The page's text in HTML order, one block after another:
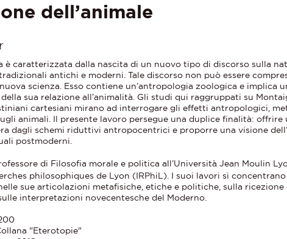
dell’animale
è caratterizzata dalla nascita di un nuovo tipo di discorso sulla
antichi e moderni. Tale discorso non può essere
scienza. Esso contiene un’antropologia zoologica e implica
sua relazione all’animalità. Gli studi qui raggruppati su
cartesiani mirano ad interrogare gli effetti antropologici,
animali. Il presente lavoro persegue una duplice finalità: offrire
dagli schemi riduttivi antropocentrici e proporre una visione
postmoderni.
di Filosofia morale e politica all’Università Jean Moulin
philosophiques de Lyon (IRPhiL). I suoi lavori si
sue articolazioni metafisiche, etiche e politiche, sulla
interpretazioni novecentesche del Moderno.
"Eterotopie"